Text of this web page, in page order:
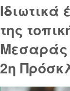
Ιδιωτικά
της
Μεσαράς
2η